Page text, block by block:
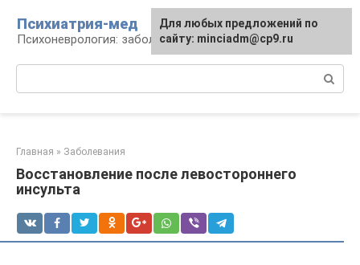
контенту
Психиатрия-мед
Психоневрология: заболевания и терапия
Главная » Заболевания
Восстановление после левостороннего
инсульта
Для любых предложений по
сайту: minciadm@cp9.ru